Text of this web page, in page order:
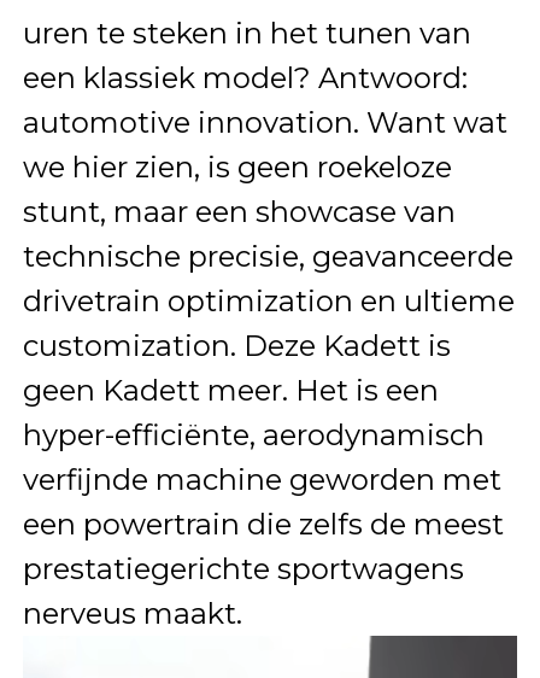
uren te steken in het tunen van
een klassiek model? Antwoord:
automotive innovation. Want wat
we hier zien, is geen roekeloze
stunt, maar een showcase van
technische precisie, geavanceerde
drivetrain optimization en ultieme
customization. Deze Kadett is
geen Kadett meer. Het is een
hyper-efficiënte, aerodynamisch
verfijnde machine geworden met
een powertrain die zelfs de meest
prestatiegerichte sportwagens
nerveus maakt.